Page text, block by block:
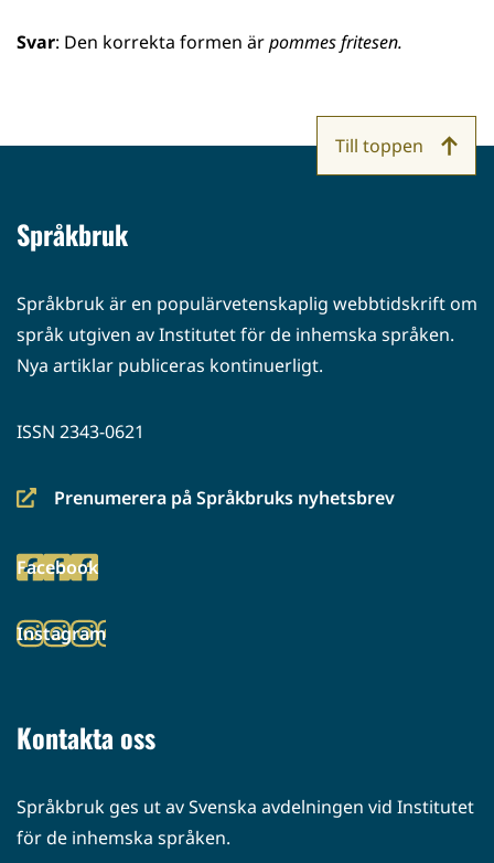
Svar: Den korrekta formen ärpommes fritesen.
Språkbruk
Språkbruk är en populärvetenskaplig webbtidskrift om
språk utgiven av Institutet för de inhemska språken.
Nya artiklar publiceras kontinuerligt.
ISSN 2343-0621
Prenumerera på Språkbruks nyhetsbrev
(siirryt
palveluun)
Facebook
(siirryt
palveluun)
Instagram
(siirryt
Kontakta oss
Språkbruk ges ut av Svenska avdelningen vid Institutet
för de inhemska språken.
Till toppen